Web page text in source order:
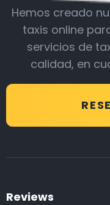
Hemos creado
taxis online
servicios de
calidad, en
Reviews